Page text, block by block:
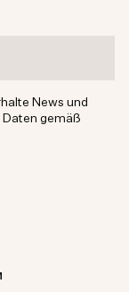
News und
gemäß